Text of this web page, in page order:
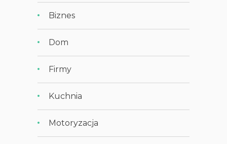
Biznes
Dom
Firmy
Kuchnia
Motoryzacja